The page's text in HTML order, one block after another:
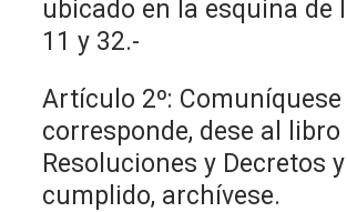
ubicado en la esquina de
11 y 32.-
Artículo 2º:
corresponde, dese al libro
Resoluciones y Decretos y
cumplido, archívese.